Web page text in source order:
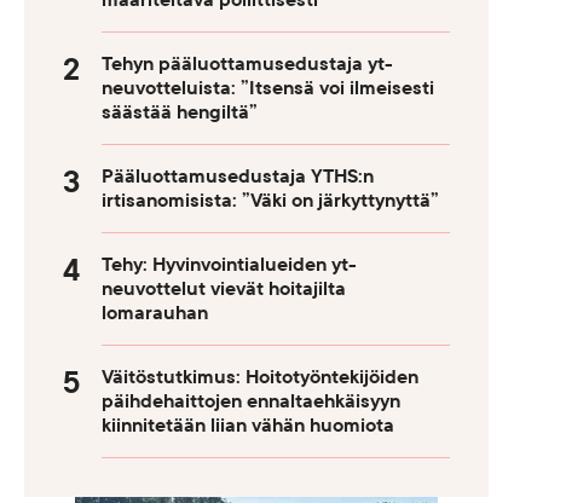
Tehyn pääluottamusedustaja yt-
neuvotteluista: ”Itsensä voi ilmeisesti
säästää hengiltä”
Pääluottamusedustaja YTHS:n
irtisanomisista: ”Väki on järkyttynyttä”
Tehy: Hyvinvointialueiden yt-
neuvottelut vievät hoitajilta
lomarauhan
Väitöstutkimus: Hoitotyöntekijöiden
päihdehaittojen ennaltaehkäisyyn
kiinnitetään liian vähän huomiota